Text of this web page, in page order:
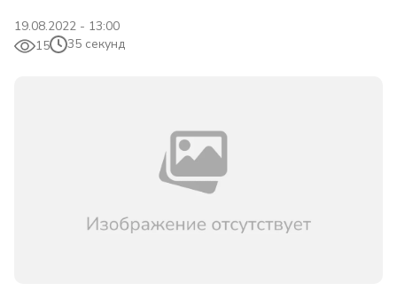
19.08.2022 - 13:00
15
35 секунд